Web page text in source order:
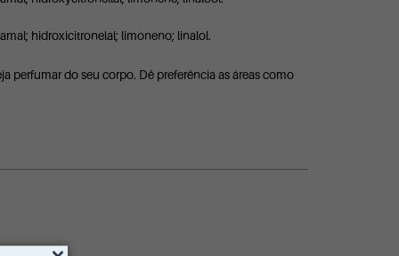
hidroxicitronelal; limoneno; linalol.
perfumar do seu corpo. Dê preferência as áreas como